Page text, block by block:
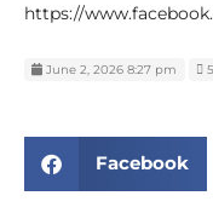
https://
June 2, 2026 8:27 pm
Facebook